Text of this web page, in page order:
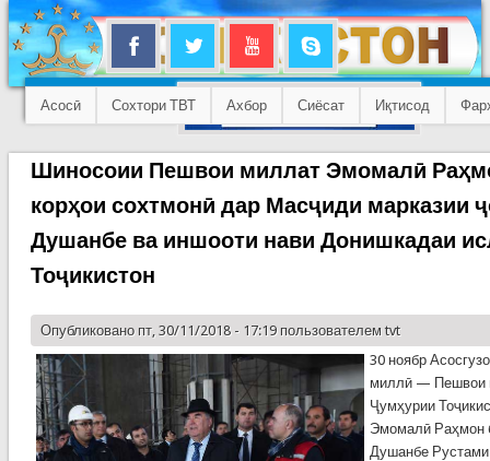
Асосӣ Сохтори ТВТ Ахбор Сиёсат Иқтисод
Шиносоии Пешвои миллат Эмомалӣ
корҳои сохтмонӣ дар Масҷиди марказии
Душанбе ва иншооти нави Донишкадаи
Тоҷикистон
Опубликовано пт, 30/11/2018 - 17:19 пользователем tvt
30 ноябр
миллӣ — Пешвои
Ҷумҳурии
Эмомалӣ Раҳмон
Душанбе